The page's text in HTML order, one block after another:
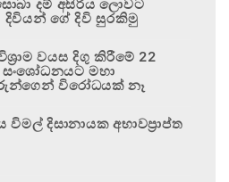
දම් අසිරිය ලොවට
දිවියන් ගේ දිවි සුරකිමු
වයස දිගු කිරීමේ 22
සංශෝධනයට මහා
විරෝධයක් නෑ
විමල් දිසානායක අභාවප්‍රාප්ත